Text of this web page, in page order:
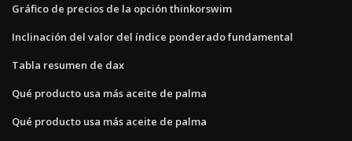
Gráfico de precios de la opción thinkorswim
Inclinación del valor del índice ponderado fundamental
Tabla resumen de dax
Qué producto usa más aceite de palma
Qué producto usa más aceite de palma